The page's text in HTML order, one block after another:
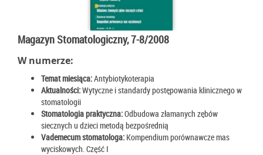
Magazyn Stomatologiczny, 7-8/2008
W numerze:
Temat miesiąca:Antybiotykoterapia
Aktualności:Wytyczne i standardy postępowania klinicznego w
stomatologii
Stomatologia praktyczna:Odbudowa złamanych zębów
siecznych u dzieci metodą bezpośrednią
Vademecum stomatologa: Kompendium porównawcze mas
wyciskowych. Część I